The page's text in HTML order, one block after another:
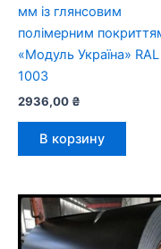
мм із глянсовим
полімерним
«Модуль Україна» RAL
1003
2936,00 ₴
В корзину